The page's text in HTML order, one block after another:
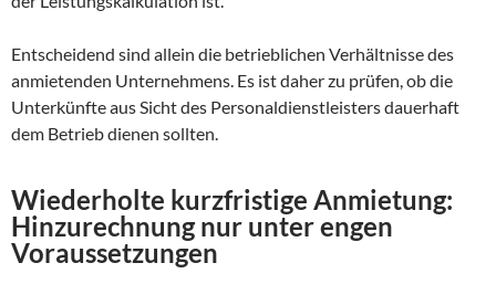
Entscheidend sind allein die betrieblichen Verhältnisse des
anmietenden Unternehmens. Es ist daher zu prüfen, ob die
Unterkünfte aus Sicht des Personaldienstleisters dauerhaft
dem Betrieb dienen sollten.
Wiederholte kurzfristige Anmietung:
Hinzurechnung nur unter engen
Voraussetzungen